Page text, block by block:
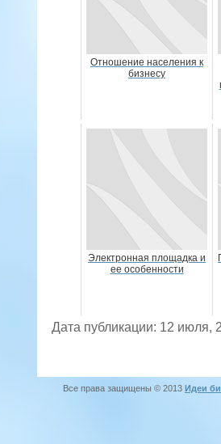
Отношение населения к
бизнесу
Электронная площадка и
ее особенности
Дата публикации: 12 июля,
Все права защищены © 2013 Идеи